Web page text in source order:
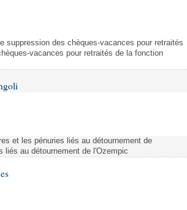
des chèques-vacances pour retraités
vacances pour retraités de la fonction
et les pénuries liés au détournement de
liés au détournement de l'Ozempic